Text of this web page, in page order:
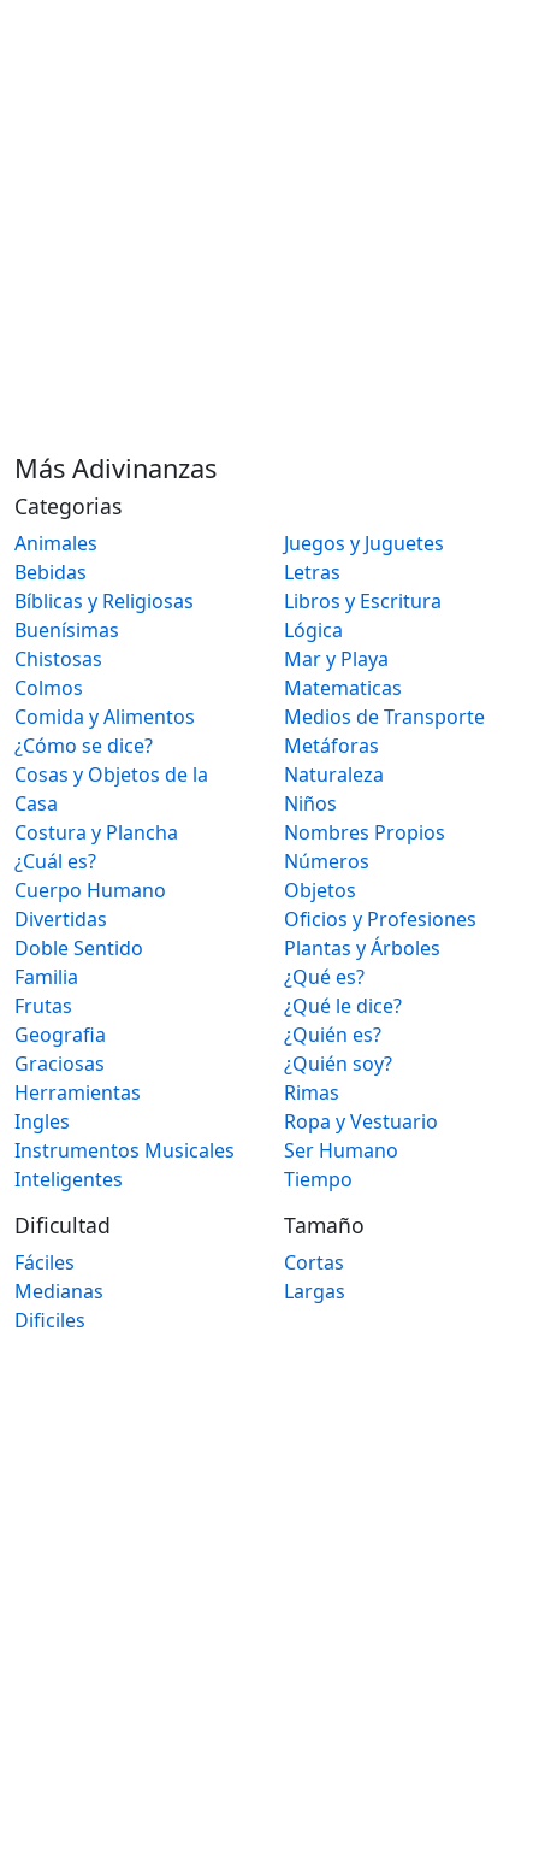
Más Adivinanzas
Categorias
Animales
Bebidas
Bíblicas y Religiosas
Buenísimas
Chistosas
Colmos
Comida y Alimentos
¿Cómo se dice?
Cosas y Objetos de la
Casa
Costura y Plancha
¿Cuál es?
Cuerpo Humano
Divertidas
Doble Sentido
Familia
Frutas
Geografia
Graciosas
Herramientas
Ingles
Instrumentos Musicales
Inteligentes
Juegos y Juguetes
Letras
Libros y Escritura
Lógica
Mar y Playa
Matematicas
Medios de Transporte
Metáforas
Naturaleza
Niños
Nombres Propios
Números
Objetos
Oficios y Profesiones
Plantas y Árboles
¿Qué es?
¿Qué le dice?
¿Quién es?
¿Quién soy?
Rimas
Ropa y Vestuario
Ser Humano
Tiempo
Dificultad
Fáciles
Medianas
Dificiles
Tamaño
Cortas
Largas